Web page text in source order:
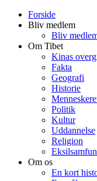
Forside
Bliv medlem
Bliv
Om Tibet
Kinas
Fakta
Geografi
Historie
Politik
Kultur
Uddannelse
Religion
Om os
En kort